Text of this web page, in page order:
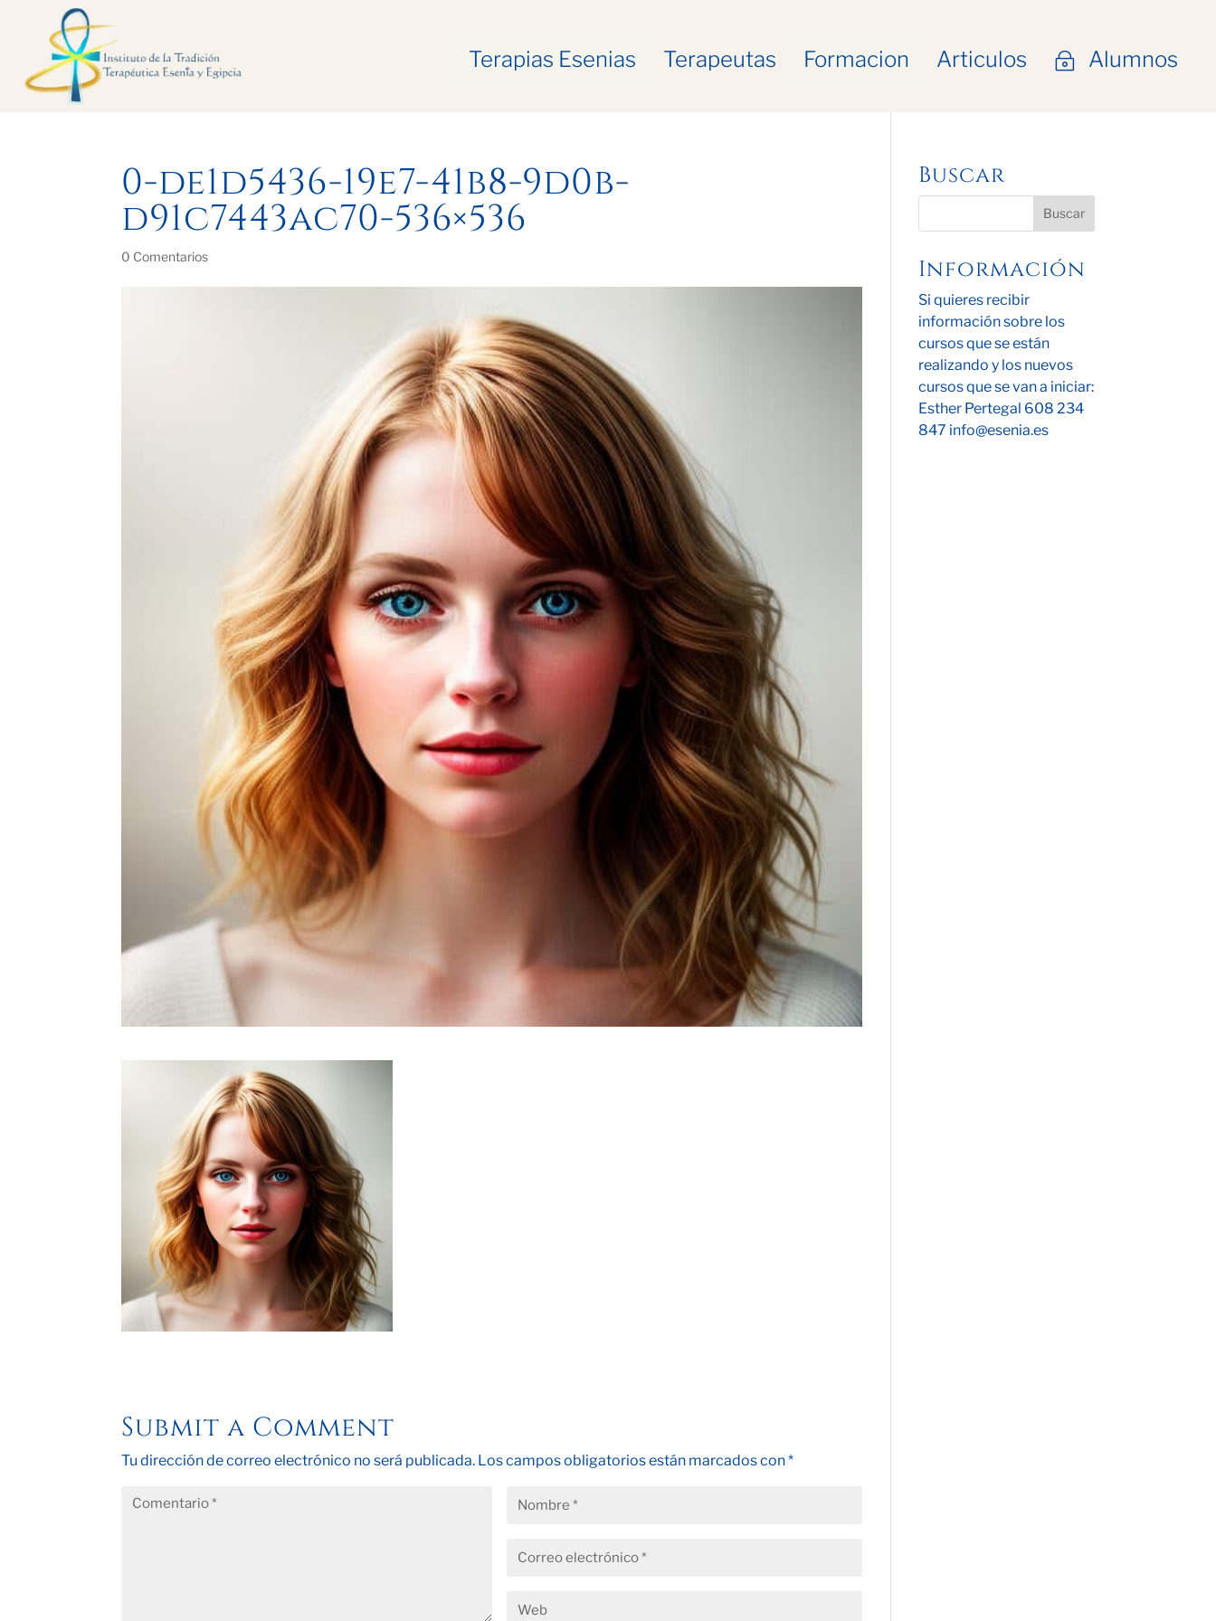
Terapias Esenias Terapeutas Formacion Articulos ~ Alumnos
0-de1d5436-19e7-41b8-9d0b-
d91c7443ac70-536×536
0 Comentarios
Submit a Comment
Tu dirección de correo electrónico no será publicada. Los campos obligatorios están marcados con*
Buscar
Información
Si quieres recibir
información sobre los
cursos que se están
realizando y los nuevos
cursos que se van a iniciar:
Esther Pertegal 608 234
847 info@esenia.es